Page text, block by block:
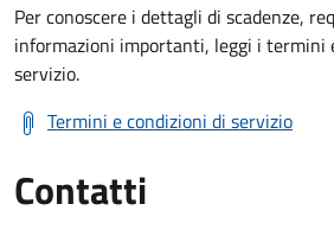
Per conoscere i dettagli di scadenze,
informazioni importanti, leggi i termini
servizio.
Termini e condizioni di servizio
Contatti